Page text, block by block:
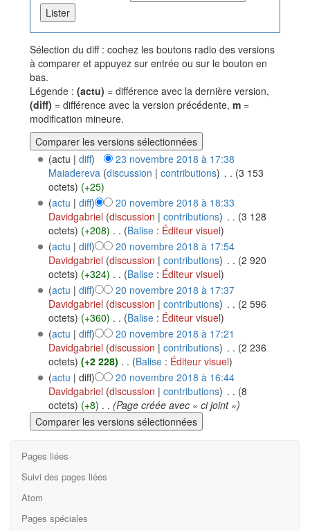
Sélection du diff : cochez les boutons radio des versions
à comparer et appuyez sur entrée ou sur le bouton en
bas.
Légende : (actu) = différence avec la dernière version,
(diff) = différence avec la version précédente, m =
modification mineure.
(actu | diff)
23 novembre 2018 à 17:38
Maiadereva (discussion | contributions) . . (3 153
octets) (+25)
(actu | diff)
20 novembre 2018 à 18:33
Davidgabriel (discussion | contributions) . . (3 128
octets) (+208) . . (Balise: Éditeur visuel)
(actu | diff)
20 novembre 2018 à 17:54
Davidgabriel (discussion | contributions) . . (2 920
octets) (+324) . . (Balise: Éditeur visuel)
(actu | diff)
20 novembre 2018 à 17:37
Davidgabriel (discussion | contributions) . . (2 596
octets) (+360) . . (Balise: Éditeur visuel)
(actu | diff)
20 novembre 2018 à 17:21
Davidgabriel (discussion | contributions) . . (2 236
octets) (+2 228) . . (Balise: Éditeur visuel)
(actu | diff)
20 novembre 2018 à 16:44
Davidgabriel (discussion | contributions) . . (8
octets) (+8) . . (Page créée avec « ci joint »)
Pages liées
Suivi des pages liées
Atom
Pages spéciales